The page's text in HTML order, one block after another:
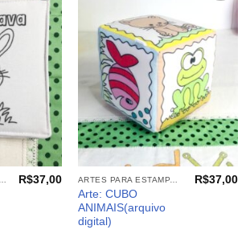
Adicionar
aos
desejos
R$37,00
meus
desejos
Arte: CUBO
ANIMAIS(arquivo
digital)
R$37,00